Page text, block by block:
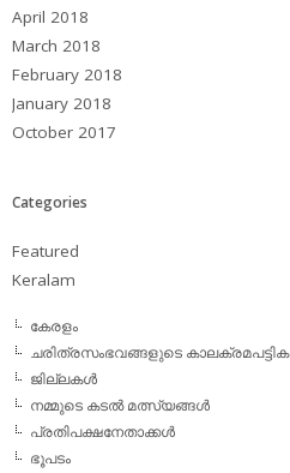
April 2018
March 2018
February 2018
January 2018
October 2017
Categories
Featured
Keralam
കേരളം
ചരിത്രസംഭവങ്ങളുടെ കാലക്രമപട്ടിക
ജില്ലകള്‍
നമ്മുടെ കടല്‍ മത്സ്യങ്ങള്‍
പ്രതിപക്ഷനേതാക്കള്‍
ഭൂപടം